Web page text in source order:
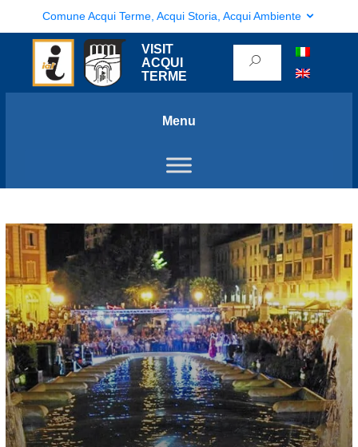
Comune Acqui Terme, Acqui Storia, Acqui Ambiente
VISIT
ACQUI
TERME
Menu